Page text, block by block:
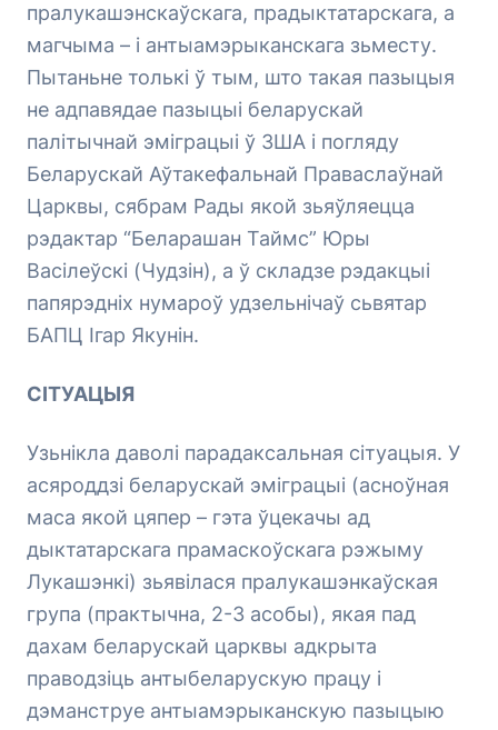
пралукашэнскаўскага, прадыктатарскага, а
магчыма – і антыамэрыканскага зьместу.
Пытаньне толькі ў тым, што такая пазыцыя
не адпавядае пазыцыі беларускай
палітычнай эміграцыі ў ЗША і погляду
Беларускай Аўтакефальнай Праваслаўнай
Царквы, сябрам Рады якой зьяўляецца
рэдактар “Беларашан Таймс” Юры
Васілеўскі (Чудзін), а ў складзе рэдакцыі
папярэдніх нумароў удзельнічаў сьвятар
БАПЦ Ігар Якунін.
СІТУАЦЫЯ
Узьнікла даволі парадаксальная сітуацыя. У
асяроддзі беларускай эміграцыі (асноўная
маса якой цяпер – гэта ўцекачы ад
дыктатарскага прамаскоўскага рэжыму
Лукашэнкі) зьявілася пралукашэнкаўская
група (практычна, 2-3 асобы), якая пад
дахам беларускай царквы адкрыта
праводзіць антыбеларускую працу і
дэманструе антыамэрыканскую пазыцыю